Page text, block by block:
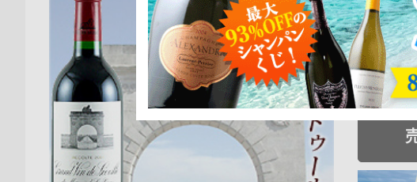
商品番号：
品切
ソムリ